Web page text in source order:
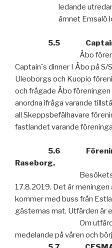
ledande ut
ämnet Emsalö
5.5
Åbo
Captain`s dinner I Åbo på S/
Uleoborgs och Kuopio
och frågade Åbo
anordna ifråga varande
all Skeppsbefälhavare
fastlandet varande
5.6
Raseborg.
17.8.2019. Det är meningen
kommer med buss från
gästernas mat. Utfärden är
Om
medelande på våren och